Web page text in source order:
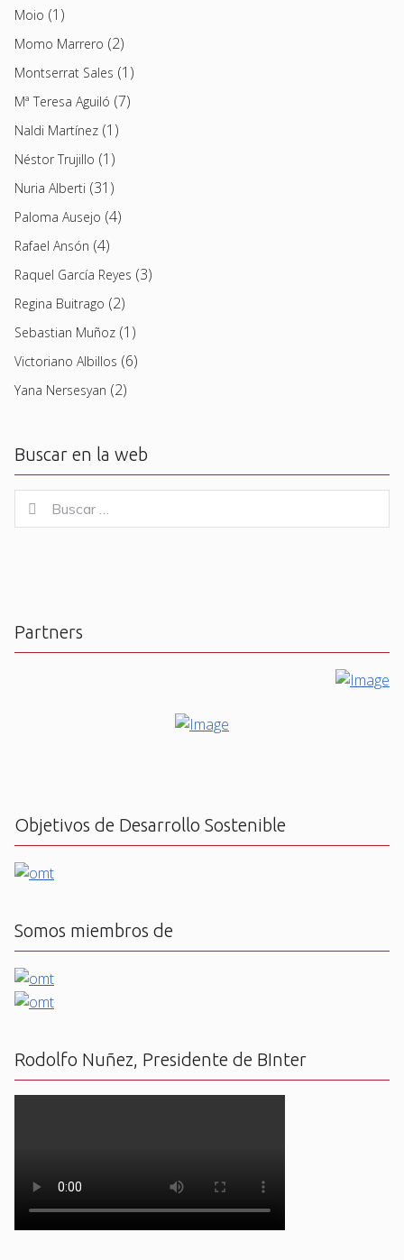
Moio (1)
Momo Marrero (2)
Montserrat Sales (1)
Mª Teresa Aguiló (7)
Naldi Martínez (1)
Néstor Trujillo (1)
Nuria Alberti (31)
Paloma Ausejo (4)
Rafael Ansón (4)
Raquel García Reyes (3)
Regina Buitrago (2)
Sebastian Muñoz (1)
Victoriano Albillos (6)
Yana Nersesyan (2)
Buscar en la web
for:
Buscar
Partners
Objetivos de Desarrollo Sostenible
Somos miembros de
Rodolfo Nuñez, Presidente de BInter